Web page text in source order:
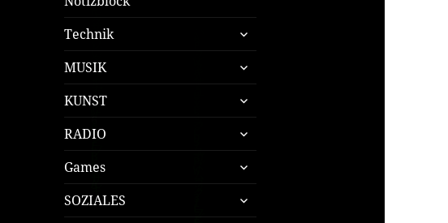
Technik
untermenü
öffnen
MUSIK
untermenü
öffnen
KUNST
untermenü
öffnen
RADIO
untermenü
öffnen
Games
untermenü
öffnen
SOZIALES
untermenü
öffnen